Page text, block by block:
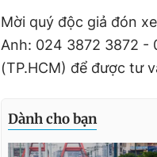
m
e
Mời quý độc giả đón
Anh: 024 3872 3872 -
(TP.HCM) để được tư